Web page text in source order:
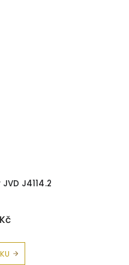
J4114.2